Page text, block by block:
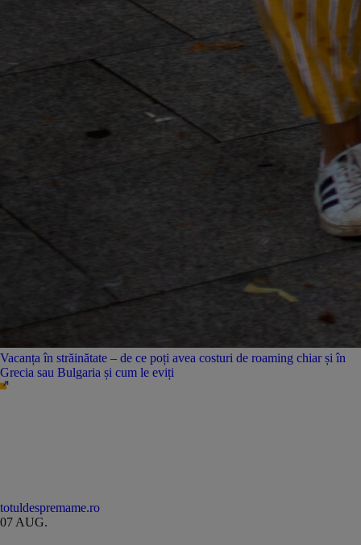
Vacanța în străinătate – de ce poți avea costuri de roaming chiar și în
Grecia sau Bulgaria și cum le eviți
totuldespremame.ro
07 AUG.